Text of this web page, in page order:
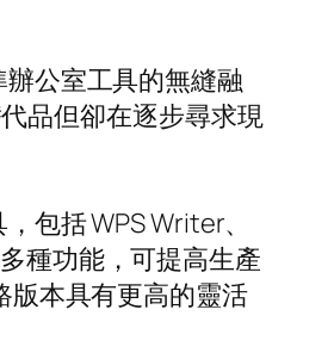
公室工具的無縫融
品但卻在逐步尋求現
包括 WPS Writer、
種功能，可提高生產
版本具有更高的靈活